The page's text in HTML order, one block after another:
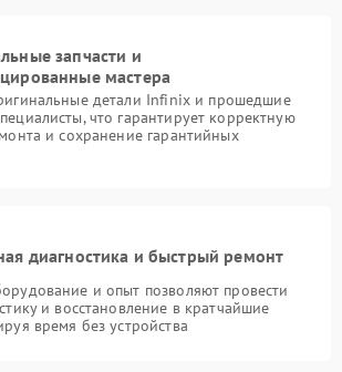
запчасти и
мастера
детали Infinix и прошедшие
что гарантирует корректную
и сохранение гарантийных
диагностика и быстрый ремонт
и опыт позволяют провести
и восстановление в кратчайшие
время без устройства